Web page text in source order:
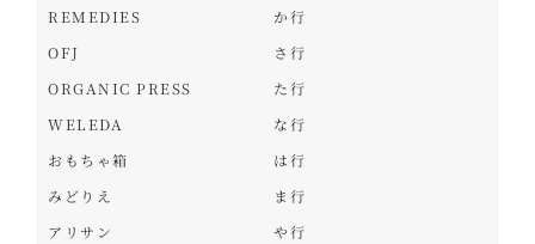
REMEDIES
OFJ
ORGANIC PRESS
WELEDA
おもちゃ箱
みどりえ
アリサン
か行
さ行
た行
な行
は行
ま行
や行